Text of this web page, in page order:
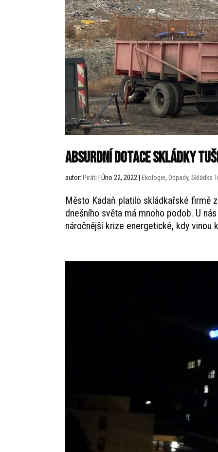
Absurdní dotace skládky
autor: Piráti |Úno 22, 2022 Ekologie,Odpady,Skládka
Město Kadaň platilo skládkařské firmě
dnešního světa má mnoho podob. U
náročnější krize energetické, kdy vinou